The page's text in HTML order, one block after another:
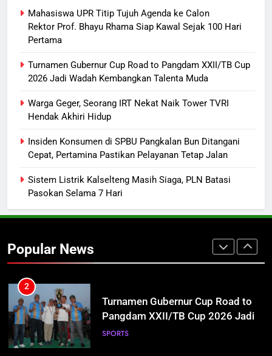
Mahasiswa UPR Titip Tujuh Agenda ke Calon
Rektor Prof. Bhayu Rhama Siap Kawal Sejak 100 Hari
Pertama
Turnamen Gubernur Cup Road to Pangdam XXII/TB Cup
2026 Jadi Wadah Kembangkan Talenta Muda
Warga Geger, Seorang IRT Nekat Naik Tower TVRI
Hendak Akhiri Hidup
Insiden Konsumen di SPBU Pangkalan Bun Ditangani
Cepat, Pertamina Pastikan Pelayanan Tetap Jalan
Sistem Listrik Kalselteng Masih Siaga, PLN Batasi
Pasokan Selama 7 Hari
Popular News
Dugaan Korupsi Dana Hibah
Pilkada Rp40 Miliar
HUKUM DAN KRIMINAL
8
Presiden Prabowo Minta Bahlil
Segera Tuntaskan Pemadaman
Mahasiswa UPR Titip Tujuh
Agenda ke Calon Rektor Prof.
100 Hari Pertama
REGION
Turnamen Gubernur Cup Road to
Pangdam XXII/TB Cup 2026 Jadi
Wadah Kembangkan Talenta Muda
3
Warga Geger, Seorang IRT Nekat
Naik Tower TVRI Hendak Akhiri
Hidup
REGION